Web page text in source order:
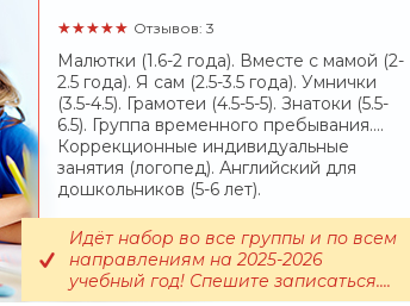
★★★★★ Отзывов: 3
Малютки (1.6-2 года). Вместе с мамой (2-
2.5 года). Я сам (2.5-3.5 года). Умнички
(3.5-4.5). Грамотеи (4.5-5-5). Знатоки (5.5-
6.5). Группа временного пребывания....
Коррекционные индивидуальные
занятия (логопед). Английский для
дошкольников (5-6 лет).
Идёт набор во все группы и по всем
направлениям на 2025-2026
учебный год! Спешите записаться....